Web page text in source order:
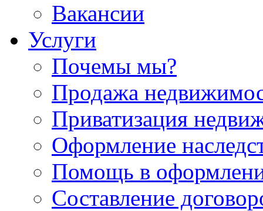
Вакансии
Услуги
Почемы мы?
Продажа
Приватизация
Оформление
Помощь в
Составление